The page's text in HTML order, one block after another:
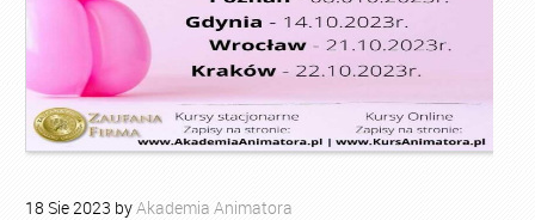
18 Sie2023 byAkademia Animatora